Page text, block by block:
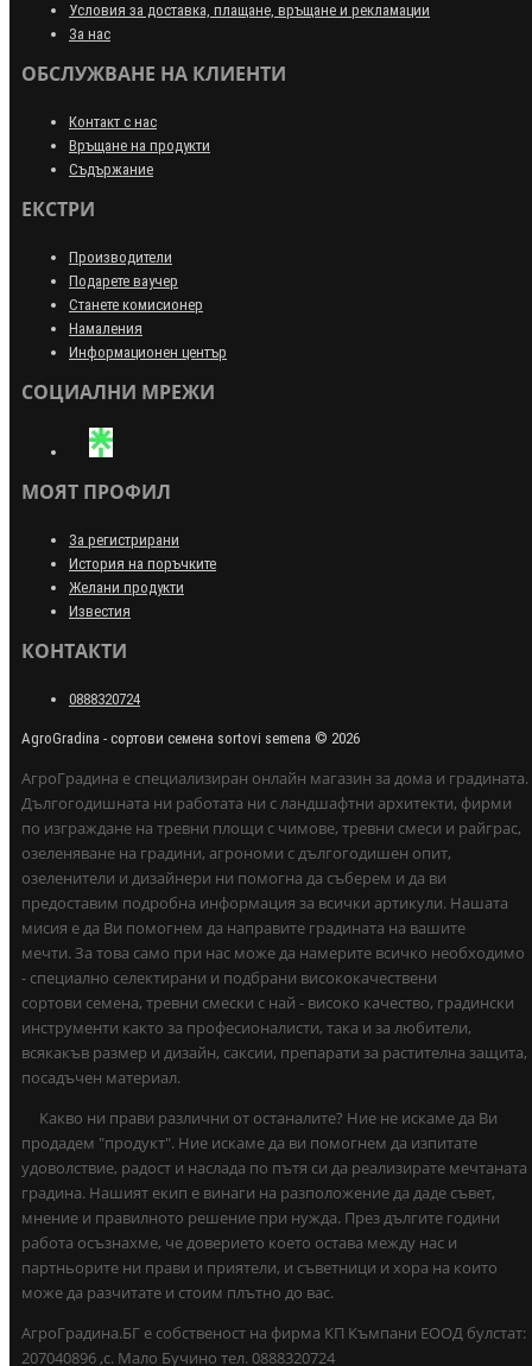
Условия за доставка, плащане, връщане и рекламации
За нас
ОБСЛУЖВАНЕ НА КЛИЕНТИ
Контакт с нас
Връщане на продукти
Съдържание
ЕКСТРИ
Производители
Подарете ваучер
Станете комисионер
Намаления
Информационен център
СОЦИАЛНИ МРЕЖИ
МОЯТ ПРОФИЛ
За регистрирани
История на поръчките
Желани продукти
Известия
КОНТАКТИ
0888320724
AgroGradina - сортови семена sortovi semena © 2026
АгроГрадина е специализиран онлайн магазин за дома и градината.
Дългогодишната ни работата ни с ландшафтни архитекти, фирми
по изграждане на тревни площи с чимове, тревни смеси и райграс,
озеленяване на градини, агрономи с дългогодишен опит,
озеленители и дизайнери ни помогна да съберем и да ви
предоставим подробна информация за всички артикули. Нашата
мисия е да Ви помогнем да направите градината на вашите
мечти. За това само при нас може да намерите всичко необходимо
- специално селектирани и подбрани висококачествени
сортови семена, тревни смески с най - високо качество, градински
инструменти както за професионалисти, така и за любители,
всякакъв размер и дизайн, саксии, препарати за растителна защита,
посадъчен материал.
Какво ни прави различни от останалите? Ние не искаме да Ви
продадем "продукт". Ние искаме да ви помогнем да изпитате
удоволствие, радост и наслада по пътя си да реализирате мечтаната
градина. Нашият екип е винаги на разположение да даде съвет,
мнение и правилното решение при нужда. През дългите години
работа осъзнахме, че доверието което остава между нас и
партньорите ни прави и приятели, и съветници и хора на които
може да разчитате и стоим плътно до вас.
АгроГрадина.БГ е собственост на фирма КП Къмпани ЕООД булстат:
207040896 ,с. Мало Бучино тел. 0888320724